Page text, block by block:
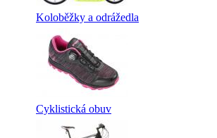
Koloběžky a odrážedla
Cyklistická obuv